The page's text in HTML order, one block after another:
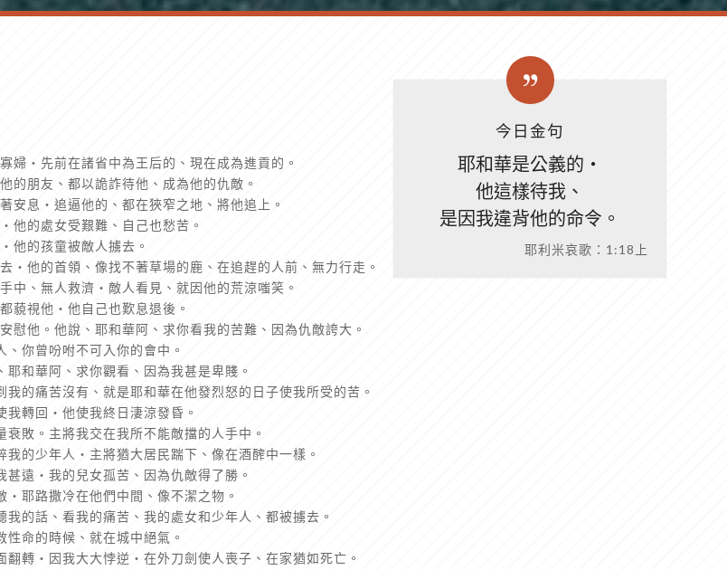
婦‧先前在諸省中為王后的、現在成為進貢的。
朋友、都以詭詐待他、成為他的仇敵。
安息‧追逼他的、都在狹窄之地、將他追上。
的處女受艱難、自己也愁苦。
的孩童被敵人擄去。
‧他的首領、像找不著草場的鹿、在追趕的人前、無力行走。
中、無人救濟‧敵人看見、就因他的荒涼嗤笑。
藐視他‧他自己也歎息退後。
他。他說、耶和華阿、求你看我的苦難、因為仇敵誇大。
你曾吩咐不可入你的會中。
和華阿、求你觀看、因為我甚是卑賤。
的痛苦沒有、就是耶和華在他發烈怒的日子使我所受的苦。
轉回‧他使我終日淒涼發昏。
敗。主將我交在我所不能敵擋的人手中。
的少年人‧主將猶大居民踹下、像在酒醡中一樣。
遠‧我的兒女孤苦、因為仇敵得了勝。
耶路撒冷在他們中間、像不潔之物。
的話、看我的痛苦、我的處女和少年人、都被擄去。
命的時候、就在城中絕氣。
轉‧因我大大悖逆‧在外刀劍使人喪子、在家猶如死亡。
今日金句
耶和華是公義的‧
他這樣待我、
是因我違背他的命令。
耶利米哀歌：1:18上